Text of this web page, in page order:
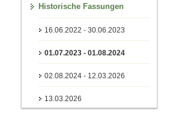
Historische Fassungen
16.06.2022 - 30.06.2023
01.07.2023 - 01.08.2024
02.08.2024 - 12.03.2026
13.03.2026